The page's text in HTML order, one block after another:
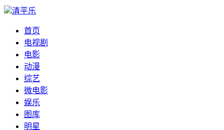
清平乐
首页
电视剧
电影
动漫
综艺
微电影
娱乐
图库
明星